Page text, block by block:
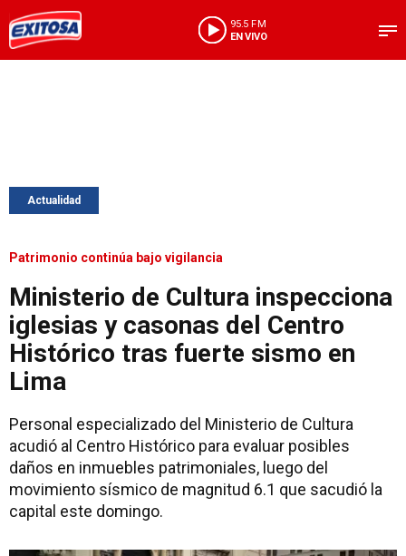
95.5 FM
EN VIVO
Actualidad
Patrimonio continúa bajo vigilancia
Ministerio de Cultura inspecciona
iglesias y casonas del Centro
Histórico tras fuerte sismo en
Lima
Personal especializado del Ministerio de Cultura
acudió al Centro Histórico para evaluar posibles
daños en inmuebles patrimoniales, luego del
movimiento sísmico de magnitud 6.1 que sacudió la
capital este domingo.